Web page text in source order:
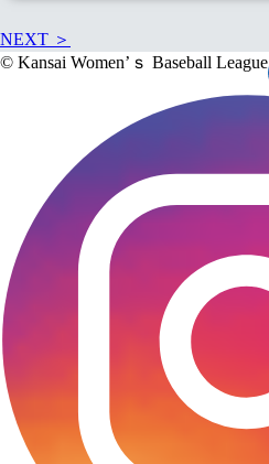
NEXT ＞
© Kansai Women’ｓ Baseball League